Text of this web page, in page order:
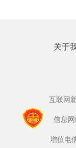
关于
互联网
信息
增值电